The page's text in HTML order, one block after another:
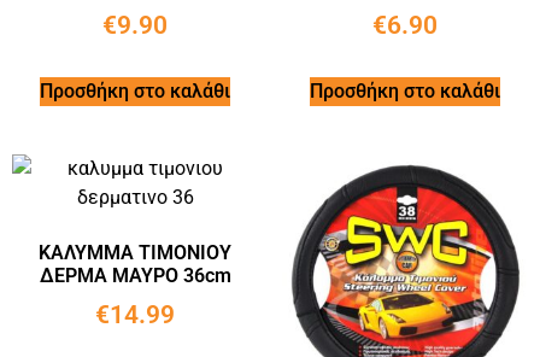
€9.90
Προσθήκη στο καλάθι
€6.90
Προσθήκη στο καλάθι
ΚΑΛΥΜΜΑ ΤΙΜΟΝΙΟΥ
ΔΕΡΜΑ ΜΑΥΡΟ 36cm
€14.99